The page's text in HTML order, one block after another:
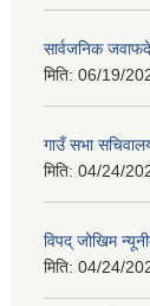
सार्वजनिक
मिति: 06/19/
गाउँ सभा
मिति: 04/24/
विपद् जोखिम
मिति: 04/24/